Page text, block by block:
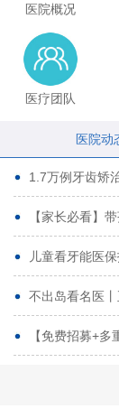
医院概况
医疗团队
医院动
1.7万例牙齿矫
【家长必看】
儿童看牙能医
不出岛看名医
【免费招募+多